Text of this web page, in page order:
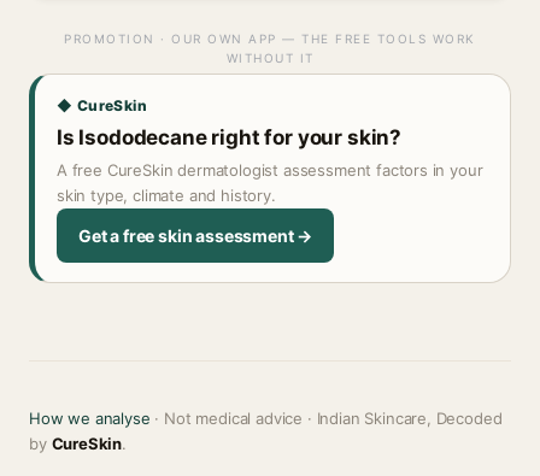
PROMOTION · OUR OWN APP — THE FREE TOOLS WORK
WITHOUT IT
◆ CureSkin
Is Isododecane right for your skin?
A free CureSkin dermatologist assessment factors in your
skin type, climate and history.
Get a free skin assessment →
How we analyse · Not medical advice · Indian Skincare, Decoded
by CureSkin.